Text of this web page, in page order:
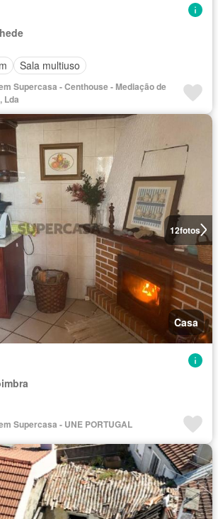
Sala multiuso
Supercasa - Centhouse - Mediação de
Lda
12fotos
Casa
Supercasa - UNE PORTUGAL